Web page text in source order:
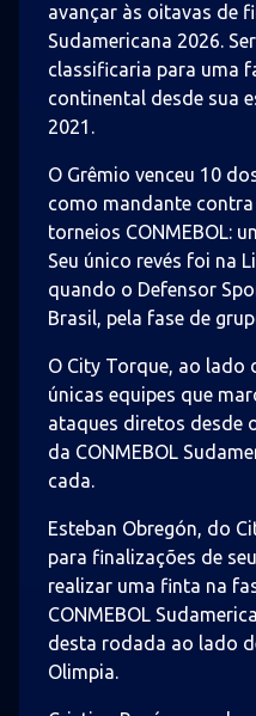
avançar às oitavas de
Sudamericana 2026.
classificaria para uma
continental desde sua
2021.
O Grêmio venceu 10
como mandante
torneios CONMEBOL:
Seu único revés foi na
quando o Defensor
Brasil, pela fase de
O City Torque, ao lado
únicas equipes que
ataques diretos desde
da CONMEBOL
cada.
Esteban Obregón, do
para finalizações de
realizar uma finta na
CONMEBOL
desta rodada ao lado
Olimpia.